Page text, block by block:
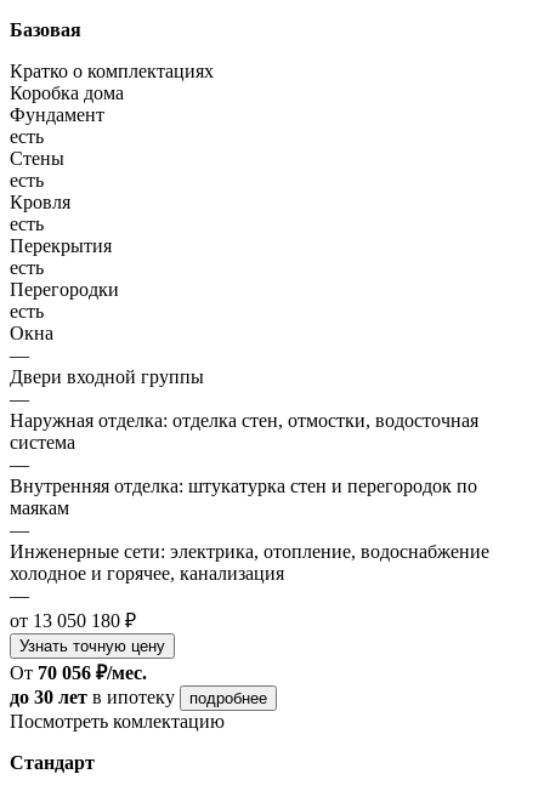
Базовая
Кратко о комплектациях
Коробка дома
Фундамент
есть
Стены
есть
Кровля
есть
Перекрытия
есть
Перегородки
есть
Окна
—
Двери входной группы
—
Наружная отделка: отделка стен, отмостки, водосточная
система
—
Внутренняя отделка: штукатурка стен и перегородок по
маякам
—
Инженерные сети: электрика, отопление, водоснабжение
холодное и горячее, канализация
—
от 13 050 180 ₽
Узнать точную цену
От 70 056 ₽/мес.
до 30 лет в ипотеку подробнее
Посмотреть комлектацию
Стандарт